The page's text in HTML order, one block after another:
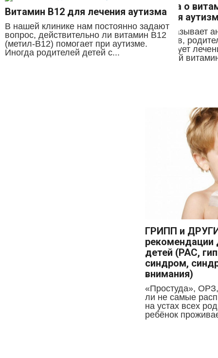
И снова о
лечения
Как показывает
запросов,
интересует
инъекций
Витамин В12 для лечения аутизма
В нашей клинике нам постоянно задают
вопрос, действительно ли витамин В12
(метил-В12) помогает при аутизме.
Иногда родителей детей с...
ГРИПП и
рекомендации
детей (РАС,
синдром,
внимания)
«Простуда»,
ли не самые
на устах всех
ребёнок